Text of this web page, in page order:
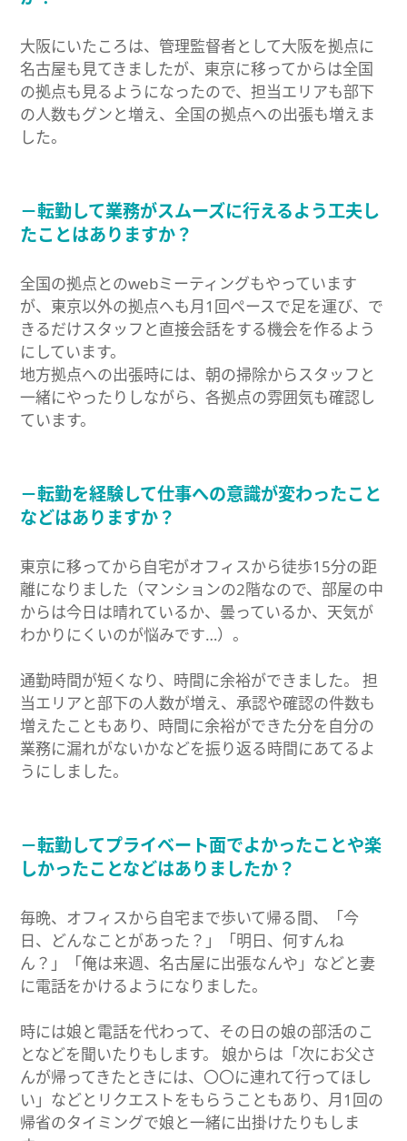
大阪にいたころは、管理監督者として大阪を拠点に
名古屋も見てきましたが、東京に移ってからは全国
の拠点も見るようになったので、担当エリアも部下
の人数もグンと増え、全国の拠点への出張も増えま
した。
－転勤して業務がスムーズに行えるよう工夫し
たことはありますか？
全国の拠点とのwebミーティングもやっています
が、東京以外の拠点へも月1回ペースで足を運び、で
きるだけスタッフと直接会話をする機会を作るよう
にしています。
地方拠点への出張時には、朝の掃除からスタッフと
一緒にやったりしながら、各拠点の雰囲気も確認し
ています。
－転勤を経験して仕事への意識が変わったこと
などはありますか？
東京に移ってから自宅がオフィスから徒歩15分の距
離になりました（マンションの2階なので、部屋の中
からは今日は晴れているか、曇っているか、天気が
わかりにくいのが悩みです…）。
通勤時間が短くなり、時間に余裕ができました。 担
当エリアと部下の人数が増え、承認や確認の件数も
増えたこともあり、時間に余裕ができた分を自分の
業務に漏れがないかなどを振り返る時間にあてるよ
うにしました。
－転勤してプライベート面でよかったことや楽
しかったことなどはありましたか？
毎晩、オフィスから自宅まで歩いて帰る間、「今
日、どんなことがあった？」「明日、何すんね
ん？」「俺は来週、名古屋に出張なんや」などと妻
に電話をかけるようになりました。
時には娘と電話を代わって、その日の娘の部活のこ
となどを聞いたりもします。 娘からは「次にお父さ
んが帰ってきたときには、〇〇に連れて行ってほし
い」などとリクエストをもらうこともあり、月1回の
帰省のタイミングで娘と一緒に出掛けたりもしま